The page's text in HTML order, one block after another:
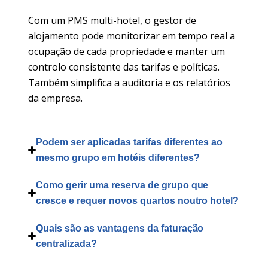
Com um PMS multi-hotel, o gestor de
alojamento pode monitorizar em tempo real a
ocupação de cada propriedade e manter um
controlo consistente das tarifas e políticas.
Também simplifica a auditoria e os relatórios
da empresa.
Podem ser aplicadas tarifas diferentes ao
mesmo grupo em hotéis diferentes?
Como gerir uma reserva de grupo que
cresce e requer novos quartos noutro hotel?
Quais são as vantagens da faturação
centralizada?